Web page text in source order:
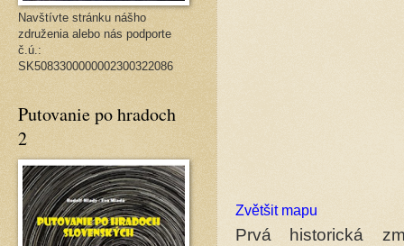
Zvětšit mapu
Prvá historická
Navštívte stránku nášho
združenia alebo nás podporte
č.ú.:
SK5083300000002300322086
Putovanie po hradoch
2